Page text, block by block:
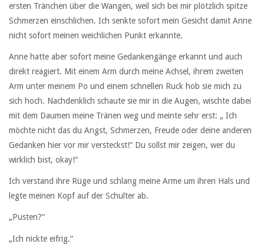
ersten Tränchen über die Wangen, weil sich bei mir plötzlich spitze
Schmerzen einschlichen. Ich senkte sofort mein Gesicht damit Anne
nicht sofort meinen weichlichen Punkt erkannte.
Anne hatte aber sofort meine Gedankengänge erkannt und auch
direkt reagiert. Mit einem Arm durch meine Achsel, ihrem zweiten
Arm unter meinem Po und einem schnellen Ruck hob sie mich zu
sich hoch. Nachdenklich schaute sie mir in die Augen, wischte dabei
mit dem Daumen meine Tränen weg und meinte sehr erst: „ Ich
möchte nicht das du Angst, Schmerzen, Freude oder deine anderen
Gedanken hier vor mir versteckst!“ Du sollst mir zeigen, wer du
wirklich bist, okay!“
Ich verstand ihre Rüge und schlang meine Arme um ihren Hals und
legte meinen Kopf auf der Schulter ab.
„Pusten?“
„Ich nickte eifrig.“